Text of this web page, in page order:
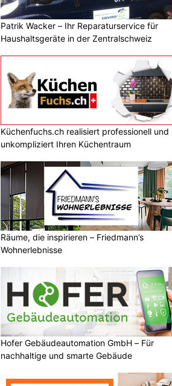
Patrik Wacker – Ihr Reparaturservice für
Haushaltsgeräte in der Zentralschweiz
Küchenfuchs.ch realisiert professionell und
unkompliziert Ihren Küchentraum
Räume, die inspirieren – Friedmann’s
Wohnerlebnisse
Hofer Gebäudeautomation GmbH – Für
nachhaltige und smarte Gebäude